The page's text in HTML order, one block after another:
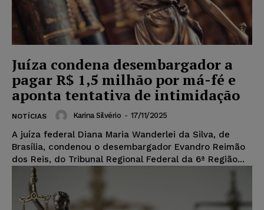
Juíza condena desembargador a
pagar R$ 1,5 milhão por má-fé e
aponta tentativa de intimidação
NOTÍCIAS Karina Silvério - 17/11/2025
A juíza federal Diana Maria Wanderlei da Silva, de
Brasília, condenou o desembargador Evandro Reimão
dos Reis, do Tribunal Regional Federal da 6ª Região...